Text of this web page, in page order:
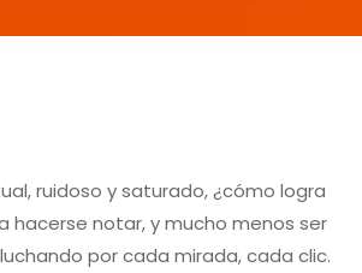
ruidoso y saturado, ¿cómo logra
hacerse notar, y mucho menos ser
por cada mirada, cada clic.